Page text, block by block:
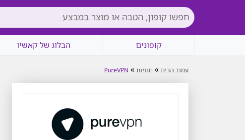
קופונים הבלוג של קאשיו
עמוד הבית » חנויות »
PureVPN